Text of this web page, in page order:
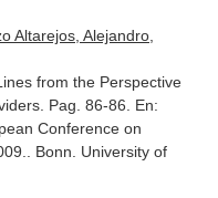
Altarejos, Alejandro,
from the Perspective
Pag. 86-86. En:
Conference on
. Bonn. University of